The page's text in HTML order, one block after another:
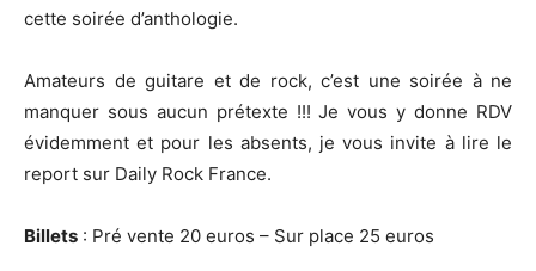
cette soirée d’anthologie.
Amateurs de guitare et de rock, c’est une soirée à ne
manquer sous aucun prétexte !!! Je vous y donne RDV
évidemment et pour les absents, je vous invite à lire le
report sur Daily Rock France.
Billets : Pré vente 20 euros – Sur place 25 euros